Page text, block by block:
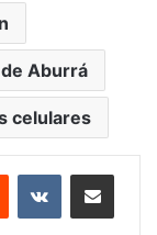
Aburrá
celulares
Reddit VKontakteCompartir vía Mail